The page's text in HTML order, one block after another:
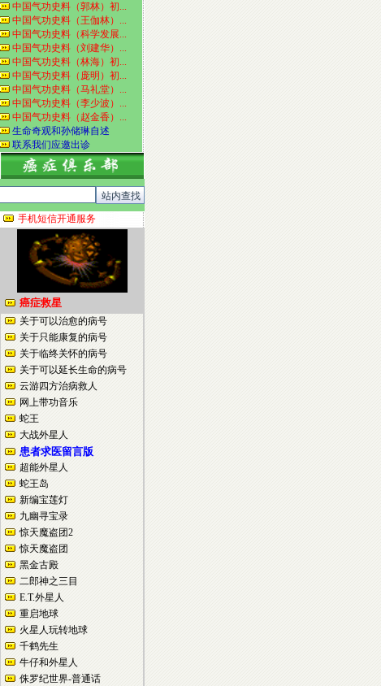
中国气功史料（郭林）初...
中国气功史料（王伽林）...
中国气功史料（科学发展...
中国气功史料（刘建华）...
中国气功史料（林海）初...
中国气功史料（庞明）初...
中国气功史料（马礼堂）...
中国气功史料（李少波）...
中国气功史料（赵金香）...
生命奇观和孙储琳自述
联系我们应邀出诊
手机短信开通服务
癌症救星